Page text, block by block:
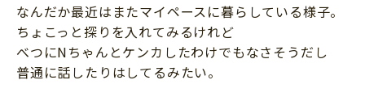
なんだか最近はまたマイペースに暮らしている様子。
ちょこっと探りを入れてみるけれど
べつにNちゃんとケンカしたわけでもなさそうだし
普通に話したりはしてるみたい。